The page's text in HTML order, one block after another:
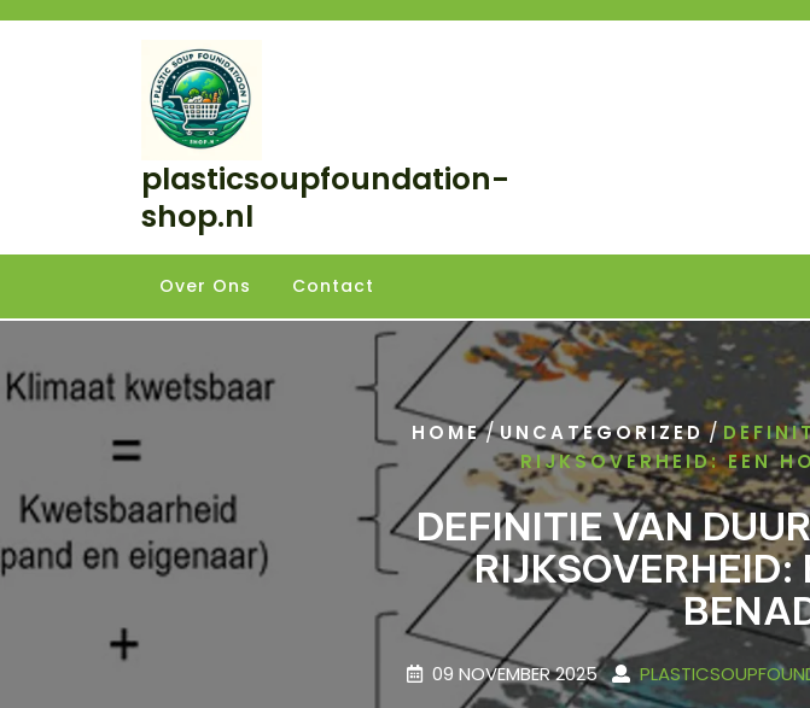
plasticsoupfoundation-
shop.nl
Over Ons Contact
HOME/UNCATEGORIZED/
RIJKSOVERHEID: EEN
DEFINITIE VAN
RIJKSOVERHEID:
09 NOVEMBER 2025